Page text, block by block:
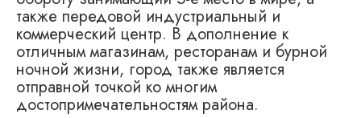
также передовой индустриальный и
коммерческий центр. В дополнение к
отличным магазинам, ресторанам и бурной
ночной жизни, город также является
отправной точкой ко многим
достопримечательностям района.